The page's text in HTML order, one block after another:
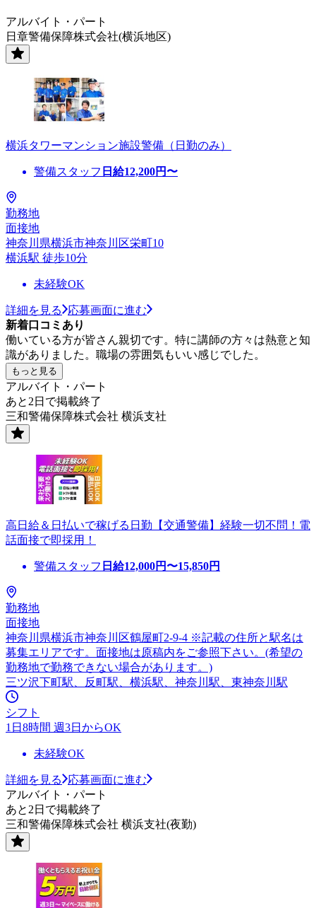
アルバイト・パート
日章警備保障株式会社(横浜地区)
横浜タワーマンション施設警備（日勤のみ）
警備スタッフ 日給12,200円〜
勤務地
面接地
神奈川県横浜市神奈川区栄町10
横浜駅 徒歩10分
未経験OK
詳細を見る
応募画面に進む
新着口コミあり
働いている方が皆さん親切です。特に講師の方々は熱意と知
識がありました。職場の雰囲気もいい感じでした。
もっと見る
アルバイト・パート
あと2日で掲載終了
三和警備保障株式会社 横浜支社
高日給＆日払いで稼げる日勤【交通警備】経験一切不問！電
話面接で即採用！
警備スタッフ 日給12,000円〜15,850円
勤務地
面接地
神奈川県横浜市神奈川区鶴屋町2-9-4 ※記載の住所と駅名は
募集エリアです。面接地は原稿内をご参照下さい。(希望の
勤務地で勤務できない場合があります。)
三ツ沢下町駅、反町駅、横浜駅、神奈川駅、東神奈川駅
シフト
1日8時間 週3日からOK
未経験OK
詳細を見る
応募画面に進む
アルバイト・パート
あと2日で掲載終了
三和警備保障株式会社 横浜支社(夜勤)